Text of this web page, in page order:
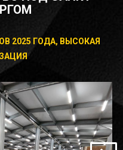
2025 ГОДА, ВЫСОКАЯ